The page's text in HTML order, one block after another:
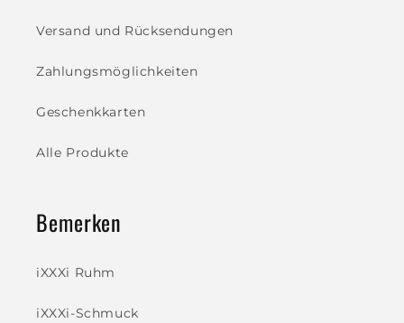
Versand und Rücksendungen
Zahlungsmöglichkeiten
Geschenkkarten
Alle Produkte
Bemerken
iXXXi Ruhm
iXXXi-Schmuck